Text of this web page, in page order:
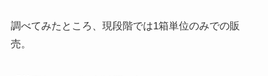
調べてみたところ、現段階では1箱単位のみでの販
売。